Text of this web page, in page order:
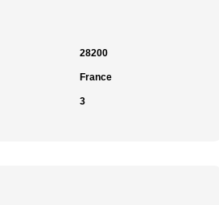
28200
France
3